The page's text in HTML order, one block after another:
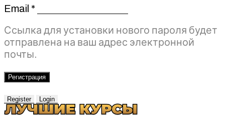
Email *Обязательно
Ссылка для установки нового пароля будет
отправлена ​​на ваш адрес электронной
почты.
Регистрация
Register Login